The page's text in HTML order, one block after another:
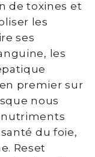
de toxines et
les
ses
les
premier sur
nous
nutriments
du foie,
Reset